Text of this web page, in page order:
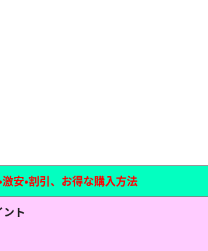
激安・割引、お得な購入方法
ト